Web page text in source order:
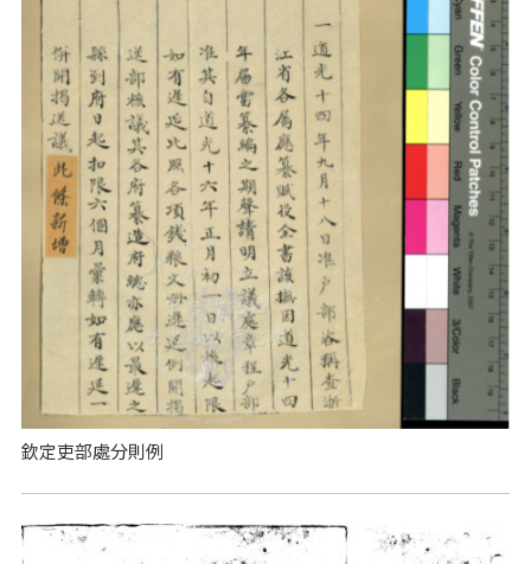
欽定吏部處分則例